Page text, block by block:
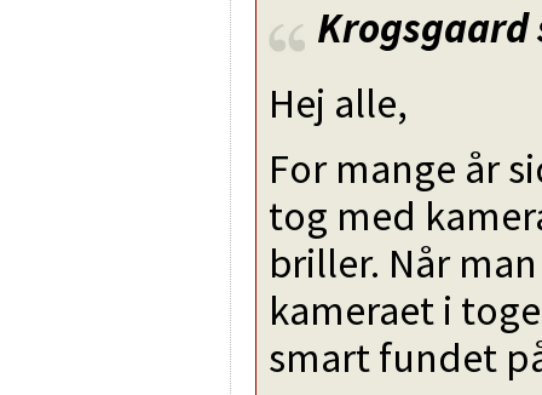
Krogsgaard
Hej alle,
For mange år
tog med
briller. Når
kameraet i
smart fundet